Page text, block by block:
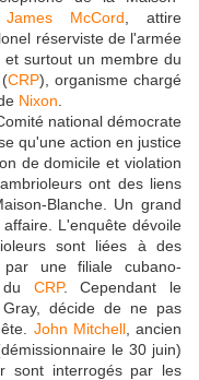
James McCord , attire
réserviste de l'armée
et surtout un membre du
(CRP), organisme chargé
Nixon
national démocrate
qu'une action en justice
de domicile et violation
ont des liens
Blanche. Un grand
L'enquête dévoile
sont liées à des
une filiale cubano-
du CRP. Cependant le
décide de ne pas
John Mitchell, ancien
le 30 juin)
sont interrogés par les